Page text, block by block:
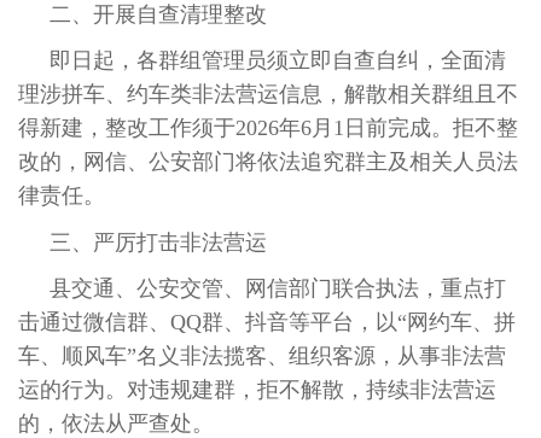
二、开展自查清理整改
即日起，各群组管理员须立即自查自纠，全面清
理涉拼车、约车类非法营运信息，解散相关群组且不
得新建，整改工作须于2026年6月1日前完成。拒不整
改的，网信、公安部门将依法追究群主及相关人员法
律责任。
三、严厉打击非法营运
县交通、公安交管、网信部门联合执法，重点打
击通过微信群、QQ群、抖音等平台，以“网约车、拼
车、顺风车”名义非法揽客、组织客源，从事非法营
运的行为。对违规建群，拒不解散，持续非法营运
的，依法从严查处。